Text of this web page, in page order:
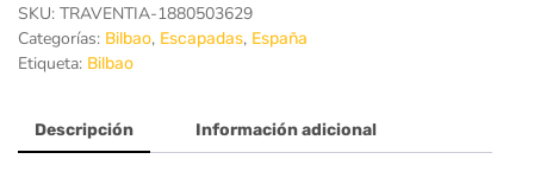
SKU: TRAVENTIA-1880503629
Categorías: Bilbao, Escapadas, España
Etiqueta: Bilbao
Descripción Información adicional